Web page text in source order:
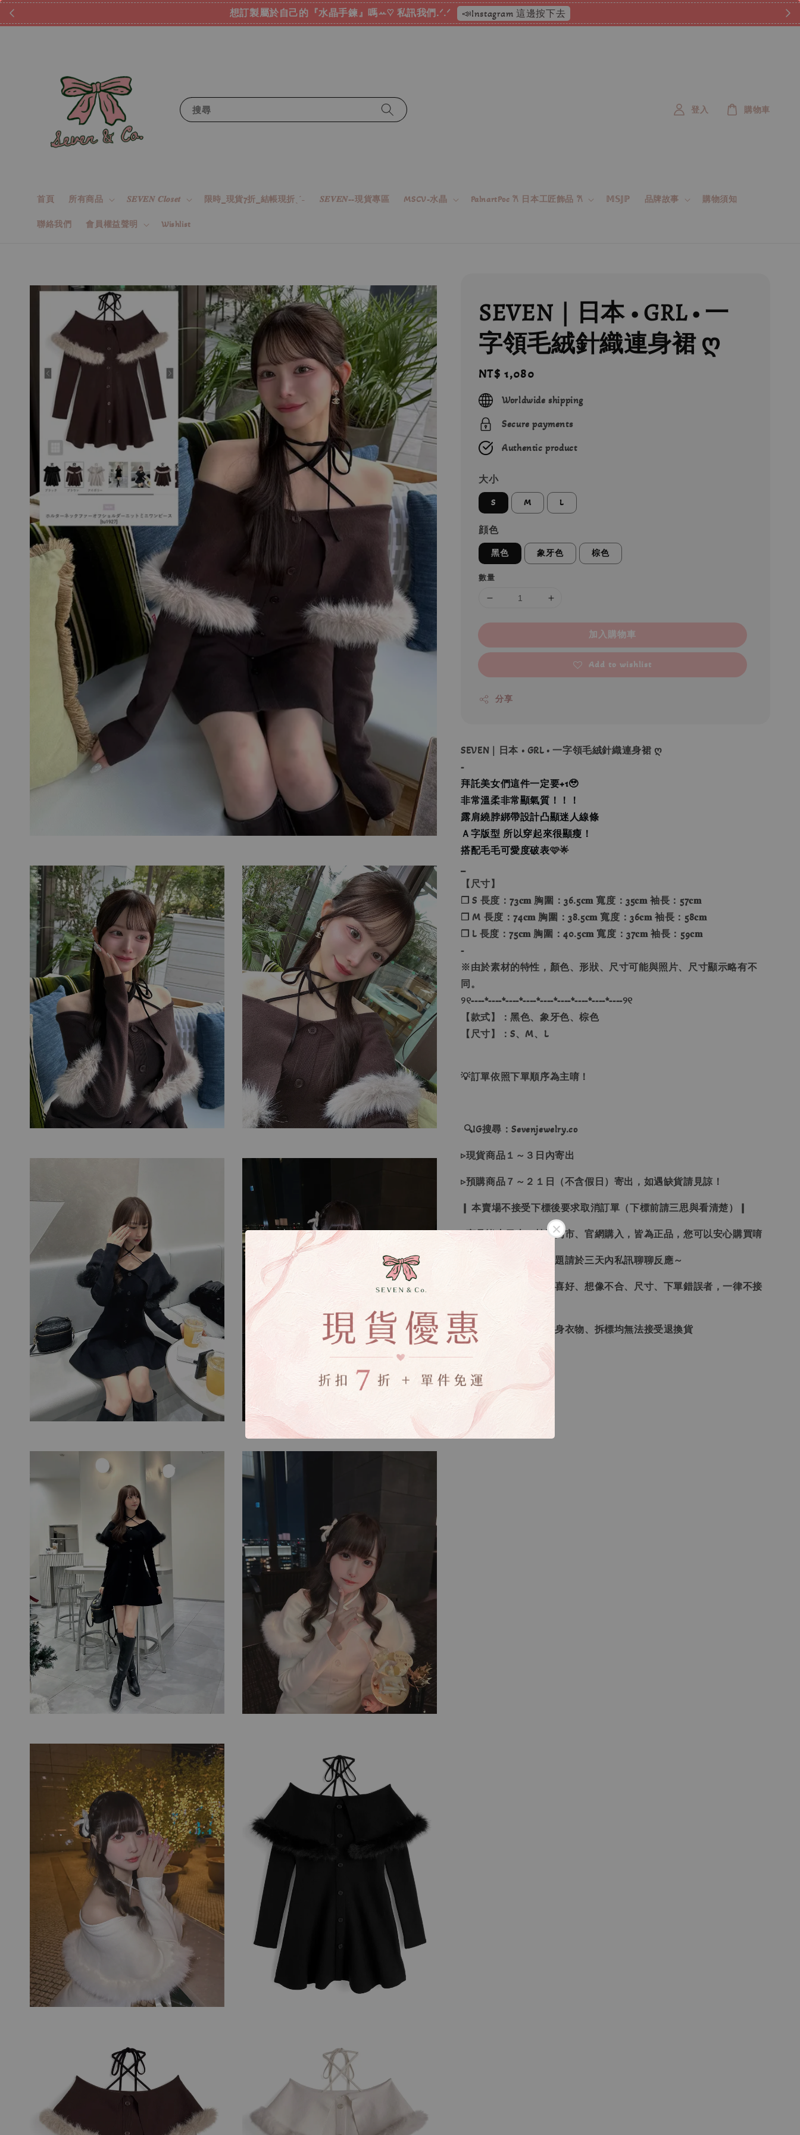
想訂製屬於自己的『水晶手鍊』嗎ꕀ♡ 私訊我們.ᐟ.ᐟ 📣Instagram 這邊按下去
搜尋
首頁 所有商品 𝑺𝑬𝑽𝑬𝑵 𝑪𝒍𝒐𝒔𝒆𝒕 限時_現貨7折_結帳現折ˎˊ˗ 𝑺𝑬𝑽𝑬𝑵--現貨專區 MSCV-水晶 PalnartPoc 𐙚 日本工匠飾品 𐙚 𝕄𝕊𝕁ℙ 品牌故事 購物須知
聯絡我們 會員權益聲明 Wishlist
登入 購物車
SEVEN｜日本 • GRL • 一
字領毛絨針織連身裙 ღ
Regular
price
NT$ 1,080
Worldwide shipping
Secure payments
Authentic product
大小
S M L
顔色
黑色 象牙色 棕色
數量
加入購物車
Add to wishlist
分享
SEVEN｜日本 • GRL • 一字領毛絨針織連身裙 ღ
-
拜託美女們這件一定要+1🥹
非常溫柔非常顯氣質！！！
露肩繞脖綁帶設計凸顯迷人線條
Ａ字版型 所以穿起來很顯瘦！
搭配毛毛可愛度破表🩷🌟
【尺寸】
❐ S 長度：73𝐜𝐦 胸圍：36.5𝐜𝐦 寬度：35𝐜𝐦 袖長：57𝐜𝐦
❐ M 長度：74𝐜𝐦 胸圍：38.5𝐜𝐦 寬度：36𝐜𝐦 袖長：58𝐜𝐦
❐ L 長度：75𝐜𝐦 胸圍：40.5𝐜𝐦 寬度：37𝐜𝐦 袖長：59𝐜𝐦
-
※由於素材的特性，顏色、形狀、尺寸可能與照片、尺寸顯示略有不
同。
୨୧----*----*----*----*----*----*----*----*----୨୧
【款式】：黑色、象牙色、棕色
【尺寸】：S、M、L
💡訂單依照下單順序為主唷！
🔍IG搜尋：Sevenjewelry.co
▹現貨商品１～３日內寄出
▹預購商品７～２１日（不含假日）寄出，如遇缺貨請見諒！
❙ 本賣場不接受下標後要求取消訂單（下標前請三思與看清楚）❙
▸商品皆由日本、韓國門市、官網購入，皆為正品，您可以安心購買唷
▸商品收到後有任何問題請於三天內私訊聊聊反應～
▸若因商品色差、個人喜好、想像不合、尺寸、下單錯誤者，一律不接
▸下水過後的商品、貼身衣物、拆標均無法接受退換貨